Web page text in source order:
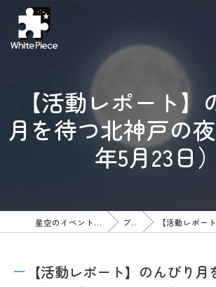
【活動レポート】
月を待つ北神戸の
年5月23日）
星空のイベントならWhite Piece ブログ 【活動レポート】のんびり
【活動レポート】のんびり